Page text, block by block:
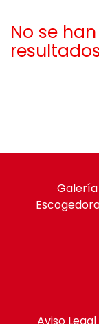
No se
Galería